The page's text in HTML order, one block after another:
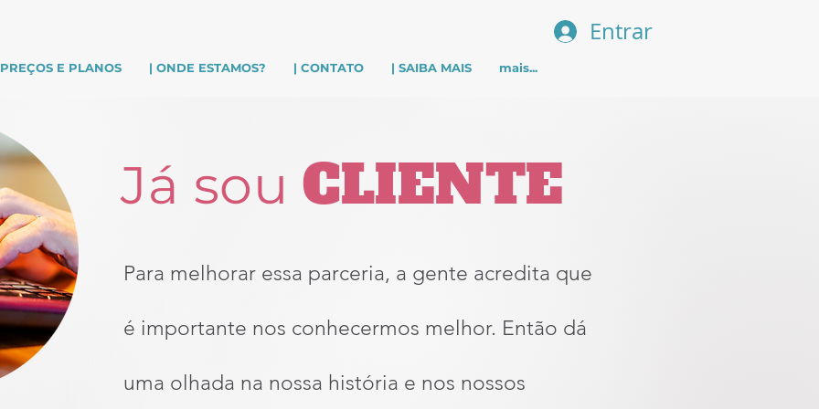
Entrar
E PLANOS | ONDE ESTAMOS? | CONTATO | SAIBA MAIS mais...
Já sou CLIENTE
Para melhorar essa parceria, a gente acredita que
é importante nos conhecermos melhor. Então dá
uma olhada na nossa história e nos nossos